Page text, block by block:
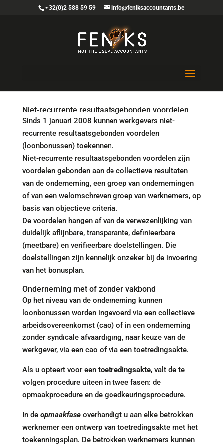
+32(0)2 588 59 59 info@feniksaccountants.be
Niet-recurrente resultaatsgebonden voordelen
Sinds 1 januari 2008 kunnen werkgevers niet-
recurrente resultaatsgebonden voordelen
(loonbonussen) toekennen.
Niet-recurrente resultaatsgebonden voordelen zijn
voordelen gebonden aan de collectieve resultaten
van de onderneming, een groep van ondernemingen
of van een welomschreven groep van werknemers, op
basis van objectieve criteria.
De voordelen hangen af van de verwezenlijking van
duidelijk aflijnbare, transparante, definieerbare
(meetbare) en verifieerbare doelstellingen. Die
doelstellingen zijn kennelijk onzeker bij de invoering
van het bonusplan.
Onderneming met of zonder vakbond
Op het niveau van de onderneming kunnen
loonbonussen worden ingevoerd via een collectieve
arbeidsovereenkomst (cao) of in een onderneming
zonder syndicale afvaardiging, naar keuze van de
werkgever, via een cao of via een toetredingsakte.
Als u opteert voor een toetredingsakte, valt de te
volgen procedure uiteen in twee fasen: de
opmaakprocedure en de goedkeuringsprocedure.
In de opmaakfase overhandigt u aan elke betrokken
werknemer een ontwerp van toetredingsakte met het
toekenningsplan. De betrokken werknemers kunnen